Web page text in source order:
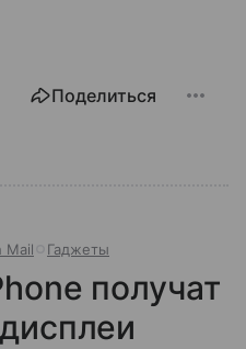
Поделиться
Mail Гаджеты
получат